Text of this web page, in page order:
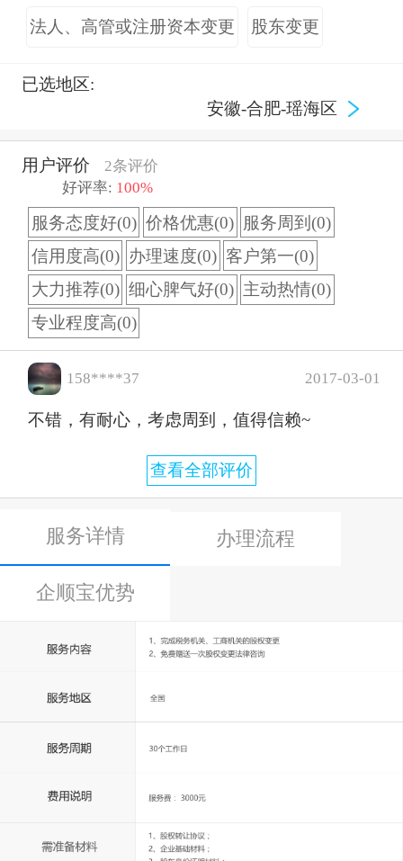
法人、高管或注册资本变更 股东变更
已选地区:
安徽-合肥-瑶海区
用户评价
2条评价
好评率: 100%
服务态度好(0) 价格优惠(0) 服务周到(0)
信用度高(0) 办理速度(0) 客户第一(0)
大力推荐(0) 细心脾气好(0) 主动热情(0)
专业程度高(0)
158****37 2017-03-01
不错，有耐心，考虑周到，值得信赖~
查看全部评价
服务详情 办理流程
企顺宝优势